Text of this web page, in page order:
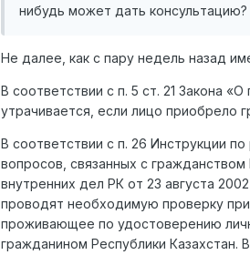
нибудь может дать консультацию?
Не далее, как с пару недель назад
В соответствии с п. 5 ст. 21 Закона
утрачивается, если лицо приобрело
В соответствии с п. 26 Инструкции
вопросов, связанных с
внутренних дел РК от 23 августа
проводят необходимую проверку при
проживающее по удостоверению
гражданином Республики Казахстан.